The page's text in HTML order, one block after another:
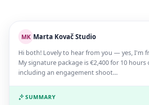
MK Marta Kovač Studio
Hi both! Lovely to hear from you — yes, I'm
My signature package is €2,400 for 10 hours
including an engagement shoot…
SUMMARY